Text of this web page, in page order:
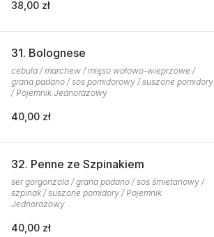
38,00 zł
31. Bolognese
cebula / marchew / mięso wołowo-wieprzowe /
grana padano / sos pomidorowy / suszone pomidory
/ Pojemnik Jednorazowy
40,00 zł
32. Penne ze Szpinakiem
ser gorgonzola / grana padano / sos śmietanowy /
szpinak / suszone pomidory / Pojemnik
Jednorazowy
40,00 zł